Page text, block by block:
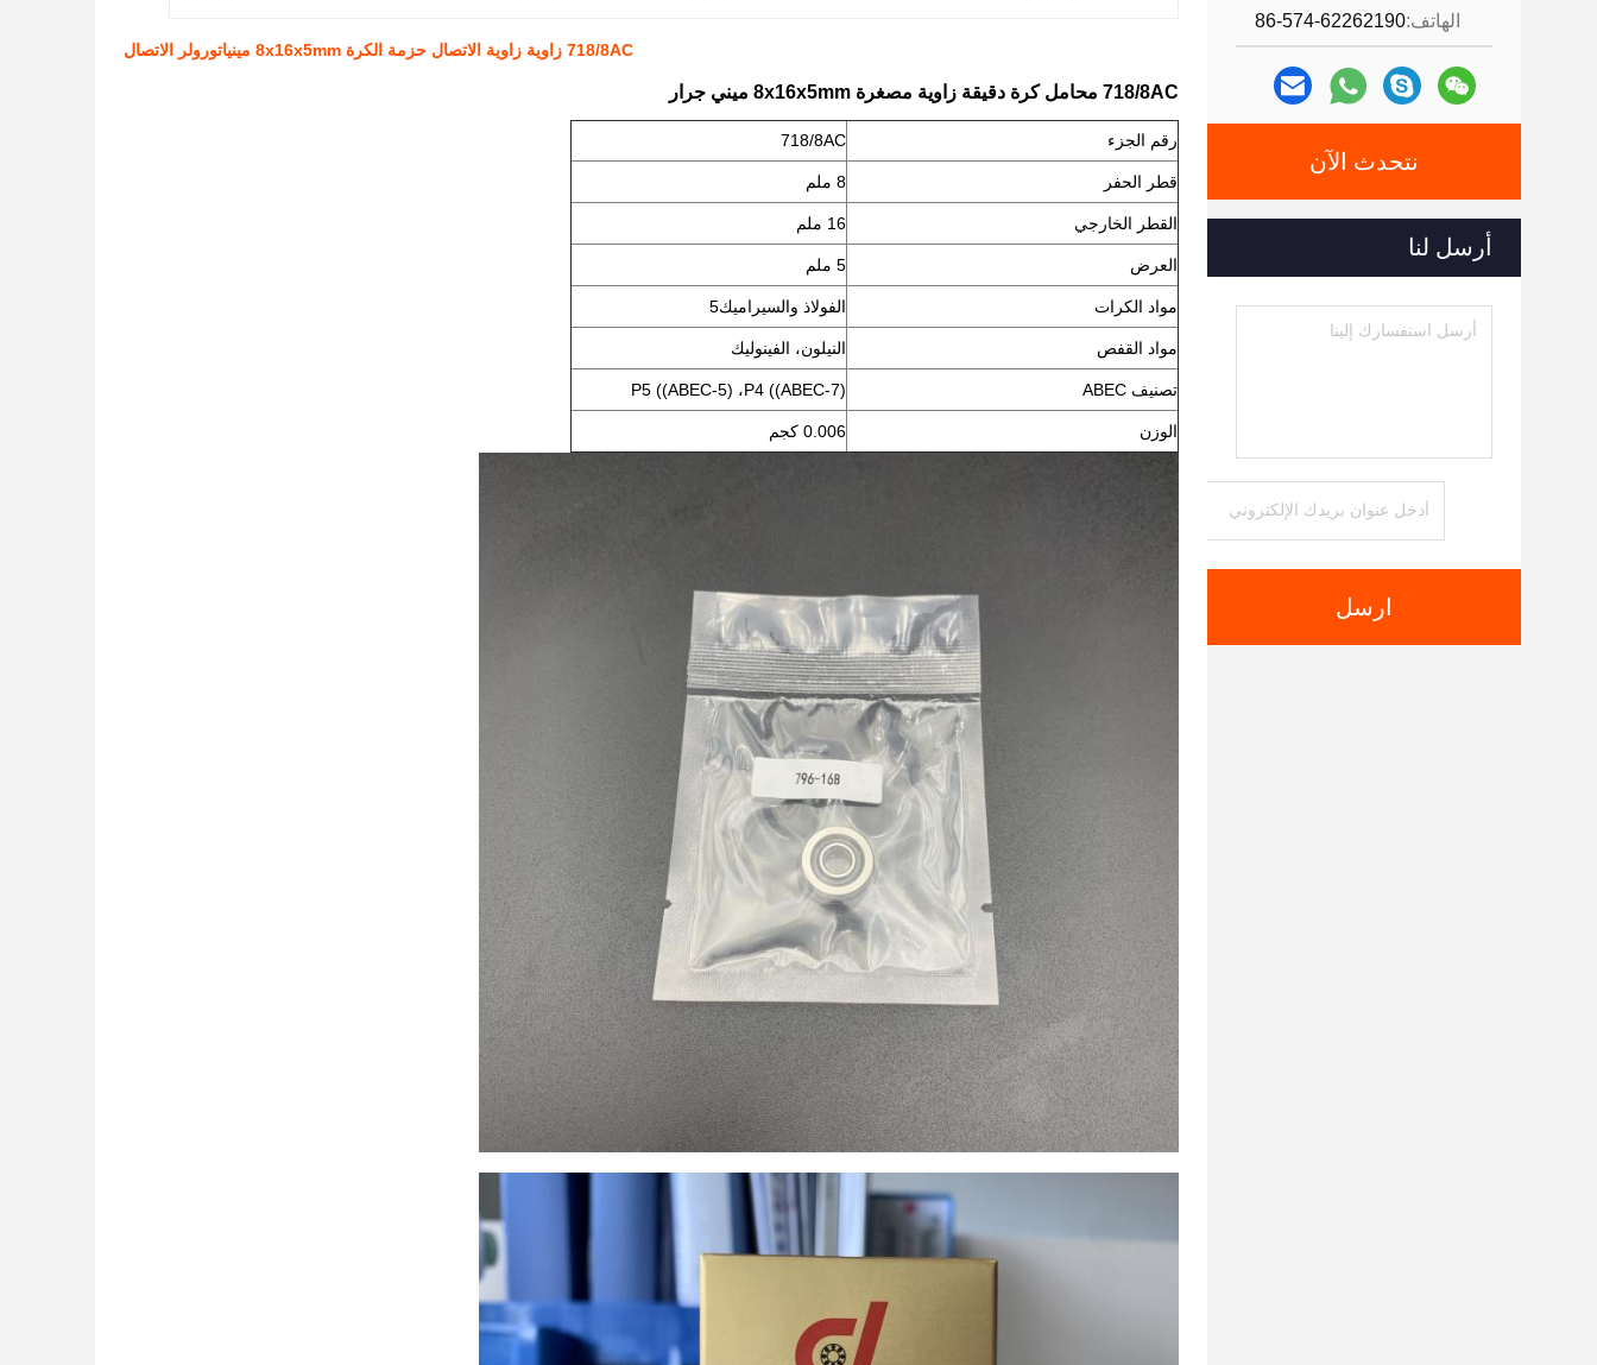
الهاتف:86-574-62262190
نتحدث الآن
أرسل لنا
ارسل
718/8AC زاوية زاوية الاتصال حزمة الكرة 8x16x5mm مينياتورولر الاتصال
718/8AC محامل كرة دقيقة زاوية مصغرة 8x16x5mm ميني جرار
رقم الجزء 718/8AC
قطر الحفر 8 ملم
القطر الخارجي 16 ملم
العرض 5 ملم
مواد الكرات الفولاذ والسيراميك5
مواد القفص النيلون، الفينوليك
تصنيف ABEC P5 ((ABEC-5) ،P4 ((ABEC-7)
الوزن 0.006 كجم